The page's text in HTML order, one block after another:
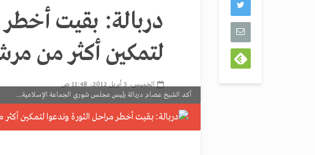
دربالة: بقيت أخطر
لتمكين أكثر من
الخميس، 5 أبريل 2012، 11:48 ص
أكد الشيخ عصام دربالة رئيس مجلس شوري الجماعة الإسلامية...